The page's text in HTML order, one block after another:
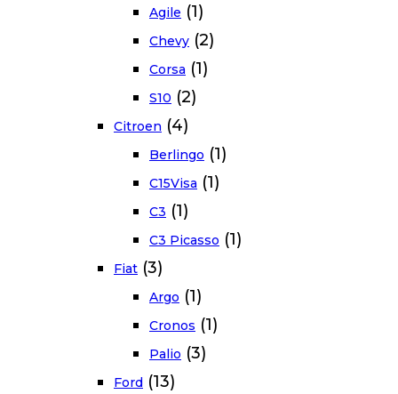
Agile (1)
Chevy (2)
Corsa (1)
S10 (2)
Citroen (4)
Berlingo (1)
C15Visa (1)
C3 (1)
C3 Picasso (1)
Fiat (3)
Argo (1)
Cronos (1)
Palio (3)
Ford (13)